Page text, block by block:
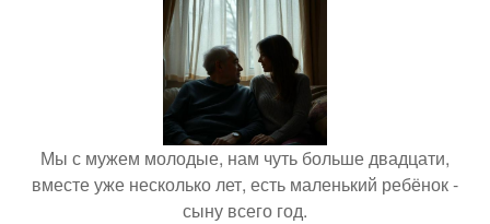
Мы с мужем молодые, нам чуть больше двадцати,
вместе уже несколько лет, есть маленький ребёнок -
сыну всего год.